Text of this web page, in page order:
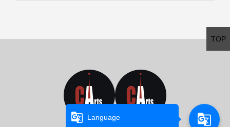
TOP
g_translate Language g_translate